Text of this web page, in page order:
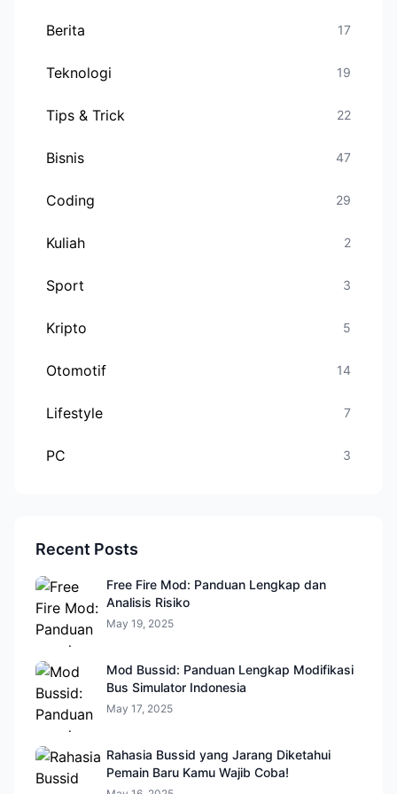
Berita 17
Teknologi 19
Tips & Trick 22
Bisnis 47
Coding 29
Kuliah 2
Sport 3
Kripto 5
Otomotif 14
Lifestyle 7
PC 3
Recent Posts
Free Fire Mod: Panduan Lengkap dan
Analisis Risiko
May 19, 2025
Mod Bussid: Panduan Lengkap Modifikasi
Bus Simulator Indonesia
May 17, 2025
Rahasia Bussid yang Jarang Diketahui
Pemain Baru Kamu Wajib Coba!